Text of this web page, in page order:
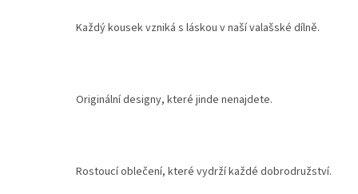
Každý kousek vzniká s láskou v naší valašské dílně.
Originální designy, které jinde nenajdete.
Rostoucí oblečení, které vydrží každé dobrodružství.